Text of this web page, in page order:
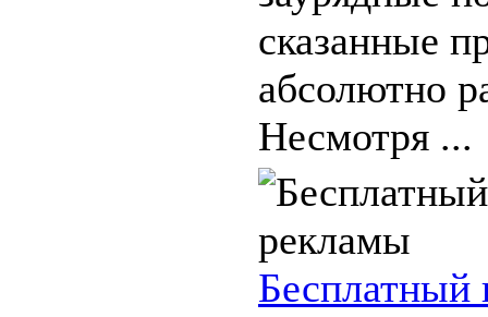
сказанные
абсолютно
Несмотря ...
Бесплатный